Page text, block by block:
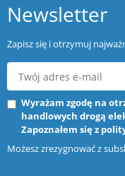
Newsletter
Zapisz się i otrzymuj
Wyrażam zgodę na
handlowych drogą
Zapoznałem się z
Możesz zrezygnować z